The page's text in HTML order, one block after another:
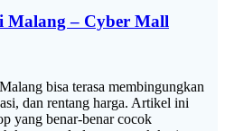
Malang – Cyber Mall
bisa terasa membingungkan
dan rentang harga. Artikel ini
yang benar-benar cocok